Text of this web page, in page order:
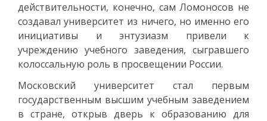
действительности, конечно, сам Ломоносов не
создавал университет из ничего, но именно его
инициативы и энтузиазм привели к
учреждению учебного заведения, сыгравшего
колоссальную роль в просвещении России.
Московский университет стал первым
государственным высшим учебным заведением
в стране, открыв дверь к образованию для